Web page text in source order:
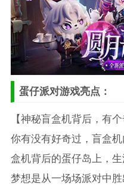
蛋仔派对游戏亮点：
【神秘盲盒机背后，有
你有没有好奇过，盲盒
盒机背后的蛋仔岛上，
梦想是从一场场派对中